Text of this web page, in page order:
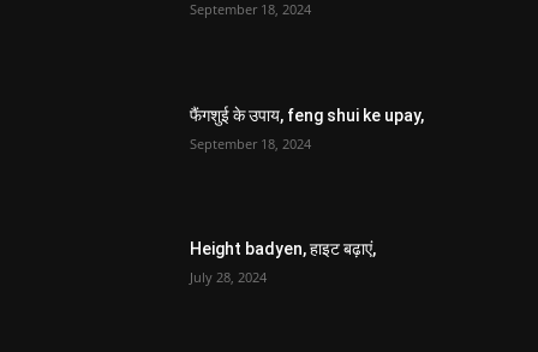
September 18, 2024
फैंगशुई के उपाय, feng shui ke upay,
September 18, 2024
Height badyen, हाइट बढ़ाएं,
July 28, 2024